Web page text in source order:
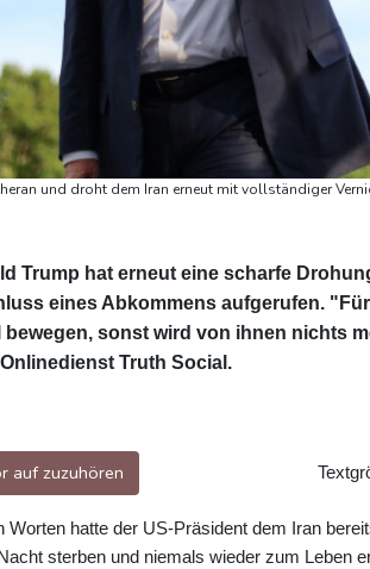
und droht dem Iran erneut mit vollständiger
Trump hat erneut eine scharfe
eines Abkommens aufgerufen.
sonst wird von ihnen nichts
Truth Social.
auf zuzuhören
Worten hatte der US-Präsident dem Iran
sterben und niemals wieder zum Leben